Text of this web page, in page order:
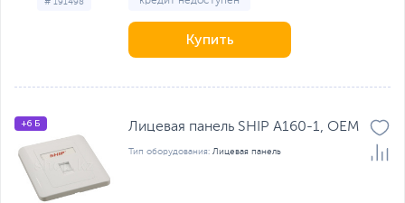
# 191498
Купить
+6 Б Лицевая панель SHIP A160-1, OEM
Тип оборудования: Лицевая панель